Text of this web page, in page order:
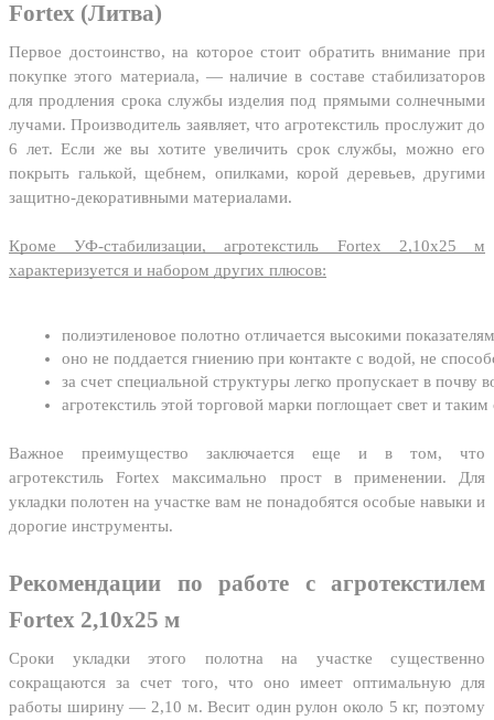
Fortex (Литва)
Первое достоинство, на которое стоит обратить внимание при
покупке этого материала, — наличие в составе стабилизаторов
для продления срока службы изделия под прямыми солнечными
лучами. Производитель заявляет, что агротекстиль прослужит до
6 лет. Если же вы хотите увеличить срок службы, можно его
покрыть галькой, щебнем, опилками, корой деревьев, другими
защитно-декоративными материалами.
Кроме УФ-стабилизации, агротекстиль Fortex 2,10х25 м
характеризуется и набором других плюсов:
полиэтиленовое полотно отличается высокими
оно не поддается гниению при контакте с водой, не
за счет специальной структуры легко пропускает в
агротекстиль этой торговой марки поглощает свет и
Важное преимущество заключается еще и в том, что
агротекстиль Fortex максимально прост в применении. Для
укладки полотен на участке вам не понадобятся особые навыки и
дорогие инструменты.
Рекомендации по работе с агротекстилем
Fortex 2,10х25 м
Сроки укладки этого полотна на участке существенно
сокращаются за счет того, что оно имеет оптимальную для
работы ширину — 2,10 м. Весит один рулон около 5 кг, поэтому